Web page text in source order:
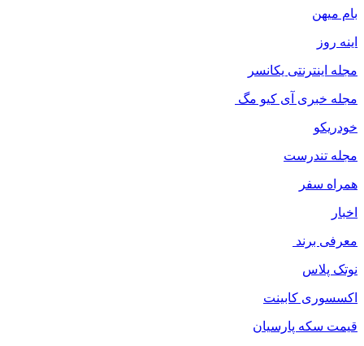
بام میهن
اینه روز
مجله اینترنتی یکانسر
مجله خبری آی کیو مگ
خودریکو
مجله‌ تندرست
همراه سفر
اخبار
معرفی برند
نوتک پلاس
اکسسوری کابینت
قیمت سکه پارسیان